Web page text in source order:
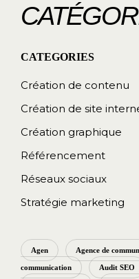
Création de contenu
Création de site
Création graphique
Référencement
Réseaux sociaux
Stratégie marketing
Agen Agence de
communication Audit SEO